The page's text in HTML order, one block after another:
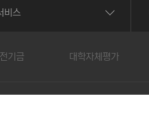
비스
기금 대학자체평가